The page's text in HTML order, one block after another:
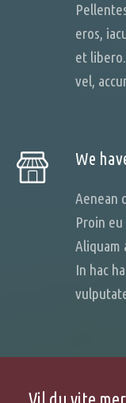
eros,
et
vel,
We
Aenean
Proin
Aliquam
In hac